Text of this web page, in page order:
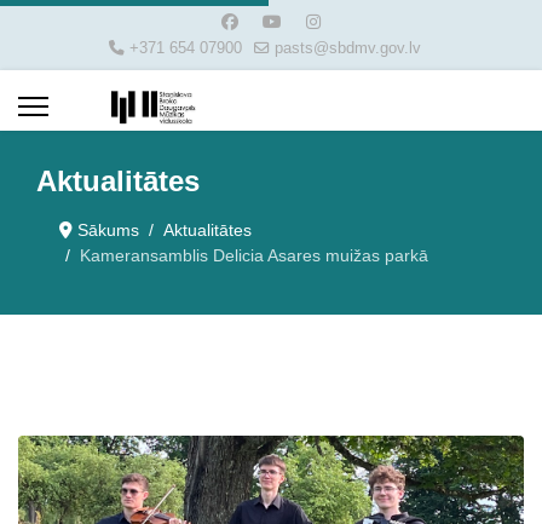
+371 654 07900 pasts@sbdmv.gov.lv
Aktualitātes
Sākums
Aktualitātes
Kameransamblis Delicia Asares muižas parkā